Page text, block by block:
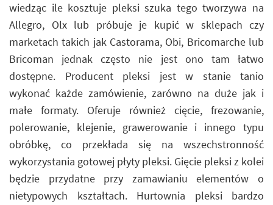
wiedząc ile kosztuje pleksi szuka tego tworzywa na
Allegro, Olx lub próbuje je kupić w sklepach czy
marketach takich jak Castorama, Obi, Bricomarche lub
Bricoman jednak często nie jest ono tam łatwo
dostępne. Producent pleksi jest w stanie tanio
wykonać każde zamówienie, zarówno na duże jak i
małe formaty. Oferuje również cięcie, frezowanie,
polerowanie, klejenie, grawerowanie i innego typu
obróbkę, co przekłada się na wszechstronność
wykorzystania gotowej płyty pleksi. Gięcie pleksi z kolei
będzie przydatne przy zamawianiu elementów o
nietypowych kształtach. Hurtownia pleksi bardzo